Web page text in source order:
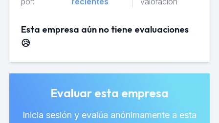
Esta empresa aún no tiene evaluaciones
😥
Evaluar esta empresa
Inicia sesión y evalúa anónimamente a esta